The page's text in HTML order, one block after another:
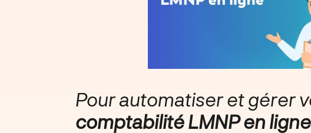
Pour automatiser et gérer
comptabilité LMNP en ligne